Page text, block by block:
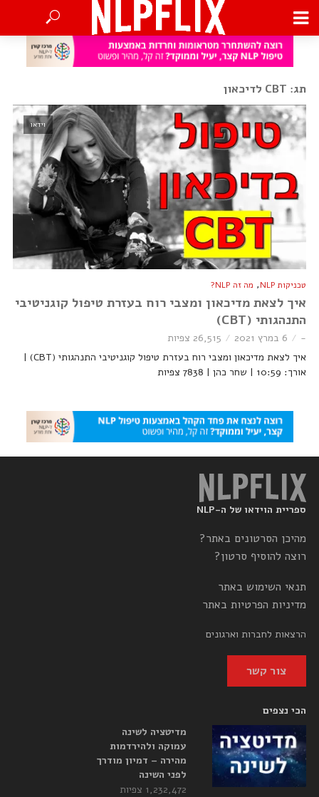
תג: CBT לדיכאון
וידאו
טכניקות NLP , מה זה NLP?
איך לצאת מדיכאון ומצבי רוח בעזרת טיפול קוגניטיבי
התנהגותי (CBT)
- 6 במרץ 2021
26,515 צפיות
איך לצאת מדיכאון ומצבי רוח בעזרת טיפול קוגניטיבי התנהגותי (CBT) |
אורך: 10:59 | שחר כהן | 7838 צפיות
ספריית הוידאו של ה-NLP
מהיכן הסרטונים באתר?
רוצה להוסיף סרטון?
תנאי השימוש באתר
מדיניות הפרטיות באתר
הרצאות לחברות וארגונים
צור קשר
הכי נצפים
מדיטציה לשינה
עמוקה ולהירדמות
מהירה – דמיון מודרך
לפני השינה
1,232,472 צפיות